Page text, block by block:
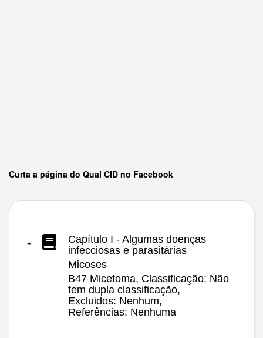
Curta a página do Qual CID no Facebook
-
Capítulo I - Algumas doenças
infecciosas e parasitárias
Micoses
B47 Micetoma, Classificação: Não
tem dupla classificação,
Excluidos: Nenhum,
Referências: Nenhuma